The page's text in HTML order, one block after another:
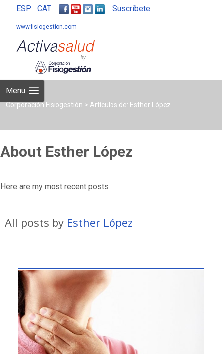
ESP CAT Suscríbete
www.fisiogestion.com
Menu
Corporación Fisiogestión > Artículos de: Esther López
About Esther López
Here are my most recent posts
All posts by Esther López